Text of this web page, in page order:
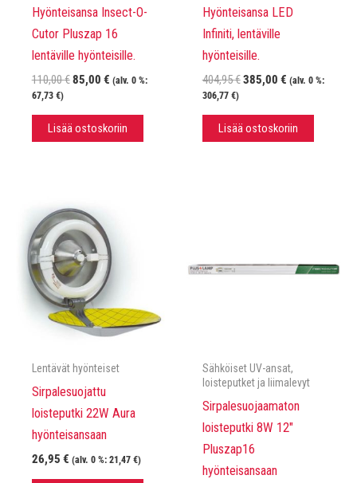
Hyönteisansa Insect-O-
Cutor Pluszap 16
lentäville hyönteisille.
110,00€Alkuperäinen
110,00 €.
85,00 €Nykyinen
85,00 €.
(alv. 0 %:
67,73 €)
Lisää ostoskoriin
Hyönteisansa LED
Infiniti, lentäville
hyönteisille.
404,95€Alkuperäinen
404,95 €.
385,00 €Nykyinen
385,00 €.
(alv. 0 %:
306,77 €)
Lisää ostoskoriin
Lentävät hyönteiset
Sirpalesuojattu
loisteputki 22W Aura
hyönteisansaan
26,95 € (alv. 0 %: 21,47 €)
Sähköiset UV-ansat,
loisteputket ja liimalevyt
Sirpalesuojaamaton
loisteputki 8W 12″
Pluszap16
hyönteisansaan